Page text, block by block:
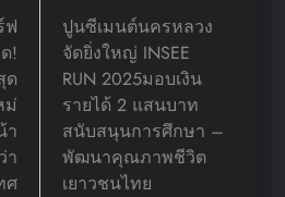
ฟ
!
ด
ม่
า
า
ศ
ปูนซีเมนต์นครหลวง
จัดยิ่งใหญ่ INSEE
RUN 2025มอบเงิน
รายได้ 2 แสนบาท
สนับสนุนการศึกษา –
พัฒนาคุณภาพชีวิต
เยาวชนไทย